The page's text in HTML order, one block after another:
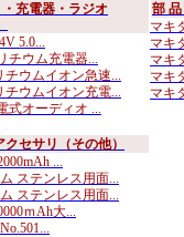
充電器・ラジオ
5.0...
チウム充電器...
ウムイオン急速...
ウムイオン充電...
式オーディオ ...
部
マキ
マキ
マキ
マキ
マキ
セサリ（その他）
...
ステンレス用面...
ステンレス用面...
ｍAh大...